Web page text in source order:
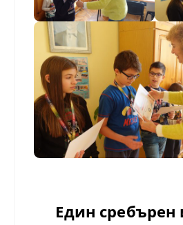
Един сребърен